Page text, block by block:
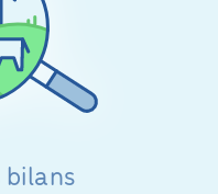
bilans